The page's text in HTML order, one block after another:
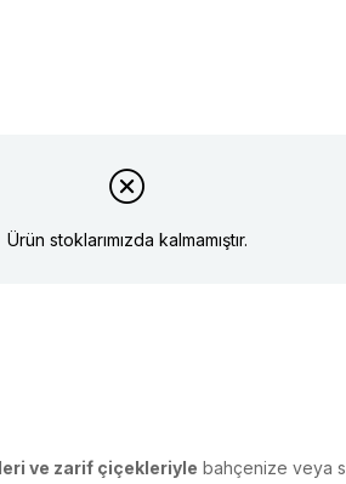
Ürün stoklarımızda kalmamıştır.
ve zarif çiçekleriyle bahçenize veya